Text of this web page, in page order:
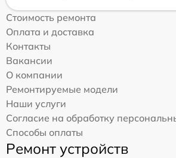
Стоимость ремонта
Оплата и доставка
Контакты
Вакансии
О компании
Ремонтируемые модели
Наши услуги
Согласие на обработку
Способы оплаты
Ремонт устройств